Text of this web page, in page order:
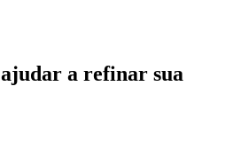
ajudar a refinar sua